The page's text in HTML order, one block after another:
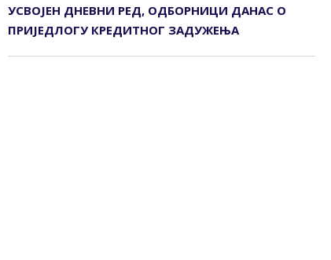
УСВОЈЕН ДНЕВНИ РЕД, ОДБОРНИЦИ ДАНАС О
ПРИЈЕДЛОГУ КРЕДИТНОГ ЗАДУЖЕЊА